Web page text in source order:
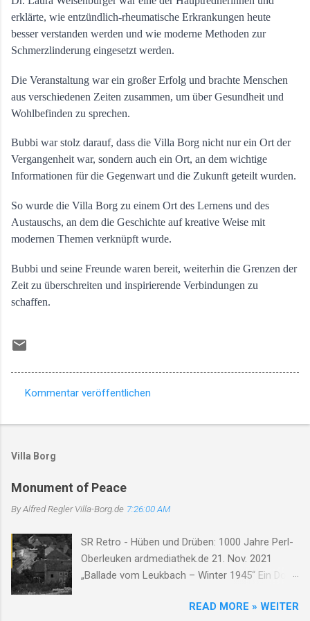
erklärte, wie entzündlich-rheumatische Erkrankungen heute
besser verstanden werden und wie moderne Methoden zur
Schmerzlinderung eingesetzt werden.
Die Veranstaltung war ein großer Erfolg und brachte Menschen
aus verschiedenen Zeiten zusammen, um über Gesundheit und
Wohlbefinden zu sprechen.
Bubbi war stolz darauf, dass die Villa Borg nicht nur ein Ort der
Vergangenheit war, sondern auch ein Ort, an dem wichtige
Informationen für die Gegenwart und die Zukunft geteilt wurden.
So wurde die Villa Borg zu einem Ort des Lernens und des
Austauschs, an dem die Geschichte auf kreative Weise mit
modernen Themen verknüpft wurde.
Bubbi und seine Freunde waren bereit, weiterhin die Grenzen der
Zeit zu überschreiten und inspirierende Verbindungen zu
schaffen.
o
e
n
a
r
e
Kommentar veröffentlichen
Villa Borg
Monument of Peace
By Alfred ReglerVilla-Borg.de 7:26:00 AM
SR Retro - Hüben und Drüben: 1000 Jahre Perl-
Oberleuken ardmediathek.de 21. Nov. 2021
„Ballade vom Leukbach – Winter 1945“ Ein Dorf,
Luft so rau. Der Leukbach fließt, doch trägt nun
READ MORE » WEITER